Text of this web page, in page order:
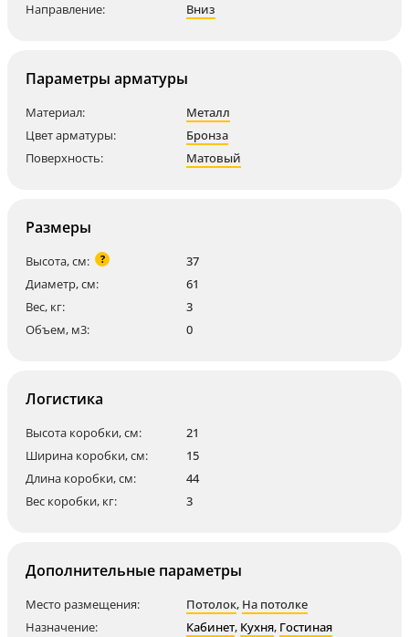
Направление:
Вниз
Параметры арматуры
Материал:
Металл
Цвет арматуры:
Бронза
Поверхность:
Матовый
Размеры
Высота, см: ?
37
Диаметр, см:
61
Вес, кг:
3
Объем, м3:
0
Логистика
Высота коробки, см:
21
Ширина коробки, см:
15
Длина коробки, см:
44
Вес коробки, кг:
3
Дополнительные параметры
Место размещения: Потолок, На потолке
Назначение:
Кабинет, Кухня, Гостиная